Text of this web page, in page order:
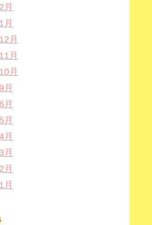
月
月
月
月
月
月
月
月
月
月
月
月